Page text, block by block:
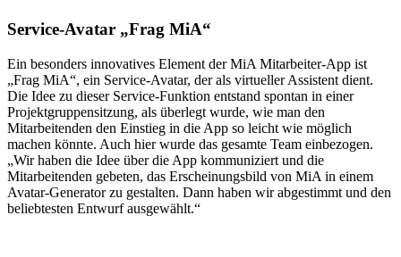
Service-Avatar „Frag MiA“
Ein besonders innovatives Element der MiA Mitarbeiter-App ist
„Frag MiA“, ein Service-Avatar, der als virtueller Assistent dient.
Die Idee zu dieser Service-Funktion entstand spontan in einer
Projektgruppensitzung, als überlegt wurde, wie man den
Mitarbeitenden den Einstieg in die App so leicht wie möglich
machen könnte. Auch hier wurde das gesamte Team einbezogen.
„Wir haben die Idee über die App kommuniziert und die
Mitarbeitenden gebeten, das Erscheinungsbild von MiA in einem
Avatar-Generator zu gestalten. Dann haben wir abgestimmt und den
beliebtesten Entwurf ausgewählt.“